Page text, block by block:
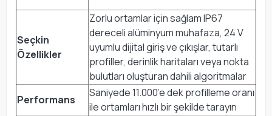
Seçkin
Özellikler
Zorlu ortamlar için sağlam IP67
dereceli alüminyum muhafaza, 24 V
uyumlu dijital giriş ve çıkışlar, tutarlı
profiller, derinlik haritaları veya nokta
bulutları oluşturan dahili algoritmalar
Performans
Saniyede 11.000’e dek profilleme oranı
ile ortamları hızlı bir şekilde tarayın